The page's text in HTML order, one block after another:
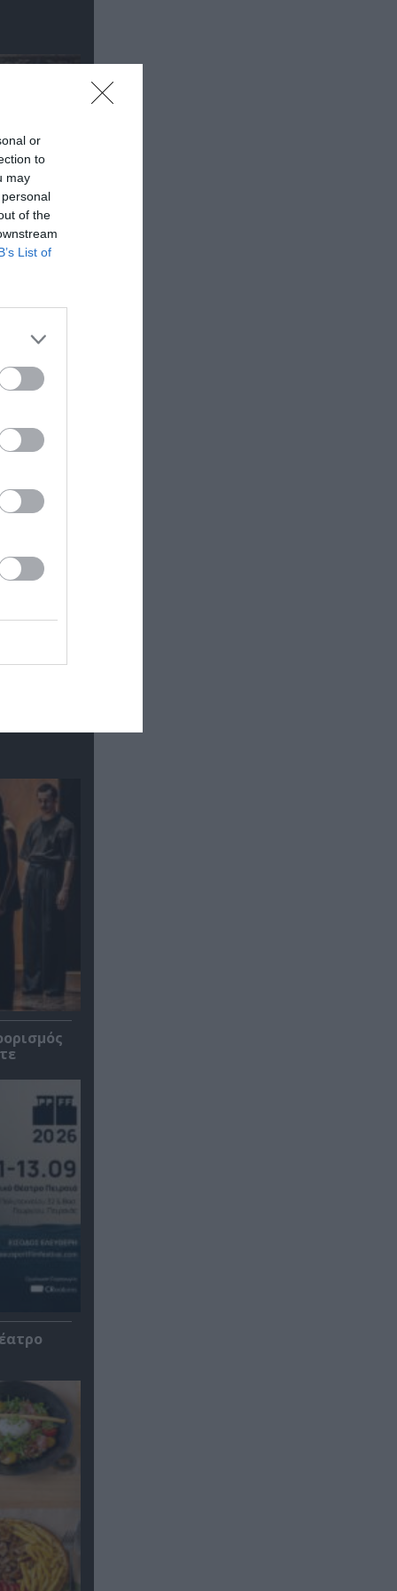
or
to
may
of the
List of
έκθεση